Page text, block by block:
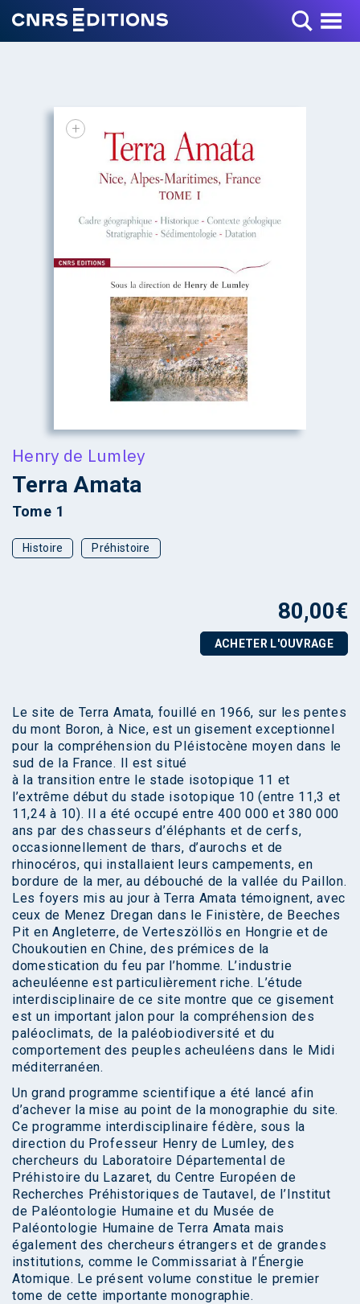
Toggle Menu
+
Henry de Lumley
Terra Amata
Tome 1
Histoire Préhistoire
80,00€
ACHETER L'OUVRAGE
Le site de Terra Amata, fouillé en 1966, sur les pentes
du mont Boron, à Nice, est un gisement exceptionnel
pour la compréhension du Pléistocène moyen dans le
sud de la France. Il est situé
à la transition entre le stade isotopique 11 et
l’extrême début du stade isotopique 10 (entre 11,3 et
11,24 à 10). Il a été occupé entre 400 000 et 380 000
ans par des chasseurs d’éléphants et de cerfs,
occasionnellement de thars, d’aurochs et de
rhinocéros, qui installaient leurs campements, en
bordure de la mer, au débouché de la vallée du Paillon.
Les foyers mis au jour à Terra Amata témoignent, avec
ceux de Menez Dregan dans le Finistère, de Beeches
Pit en Angleterre, de Verteszöllös en Hongrie et de
Choukoutien en Chine, des prémices de la
domestication du feu par l’homme. L’industrie
acheuléenne est particulièrement riche. L’étude
interdisciplinaire de ce site montre que ce gisement
est un important jalon pour la compréhension des
paléoclimats, de la paléobiodiversité et du
comportement des peuples acheuléens dans le Midi
méditerranéen.
Un grand programme scientifique a été lancé afin
d’achever la mise au point de la monographie du site.
Ce programme interdisciplinaire fédère, sous la
direction du Professeur Henry de Lumley, des
chercheurs du Laboratoire Départemental de
Préhistoire du Lazaret, du Centre Européen de
Recherches Préhistoriques de Tautavel, de l’Institut
de Paléontologie Humaine et du Musée de
Paléontologie Humaine de Terra Amata mais
également des chercheurs étrangers et de grandes
institutions, comme le Commissariat à l’Énergie
Atomique. Le présent volume constitue le premier
tome de cette importante monographie.